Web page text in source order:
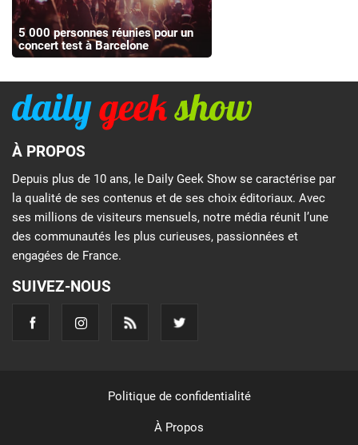
5 000 personnes réunies pour un
concert test à Barcelone
À PROPOS
Depuis plus de 10 ans, le Daily Geek Show se caractérise par
la qualité de ses contenus et de ses choix éditoriaux. Avec
ses millions de visiteurs mensuels, notre média réunit l’une
des communautés les plus curieuses, passionnées et
engagées de France.
SUIVEZ-NOUS
Politique de confidentialité
À Propos